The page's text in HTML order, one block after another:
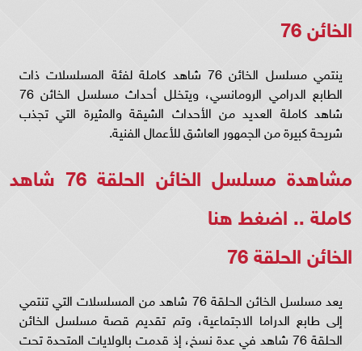
الخائن 76
ينتمي مسلسل الخائن 76 شاهد كاملة لفئة المسلسلات ذات
الطابع الدرامي الرومانسي، ويتخلل أحداث مسلسل الخائن 76
شاهد كاملة العديد من الأحداث الشيقة والمثيرة التي تجذب
شريحة كبيرة من الجمهور العاشق للأعمال الفنية.
مشاهدة مسلسل الخائن الحلقة 76 شاهد
كاملة .. اضغط هنا
الخائن الحلقة 76
يعد مسلسل الخائن الحلقة 76 شاهد من المسلسلات التي تنتمي
إلى طابع الدراما الاجتماعية، وتم تقديم قصة مسلسل الخائن
الحلقة 76 شاهد في عدة نسخ، إذ قدمت بالولايات المتحدة تحت